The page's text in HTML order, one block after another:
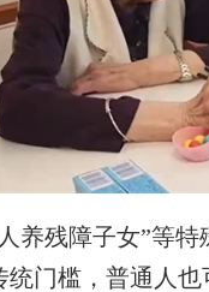
残障子女”等特
门槛，普通人